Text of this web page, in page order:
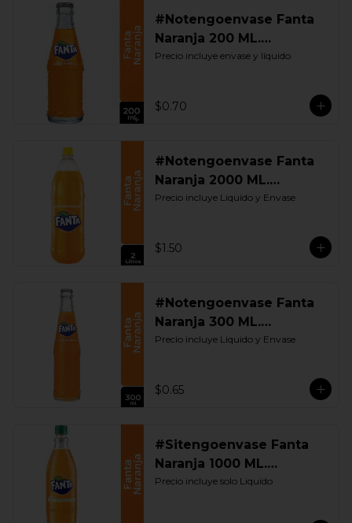
#Notengoenvase Fanta
Naranja 200 ML.
Retornable
Precio incluye envase y líquido
$0.70
#Notengoenvase Fanta
Naranja 2000 ML.
Retornable
Precio incluye Liquido y Envase
$1.50
#Notengoenvase Fanta
Naranja 300 ML.
Retornable
Precio incluye Liquido y Envase
$0.65
#Sitengoenvase Fanta
Naranja 1000 ML.
Retornable
Precio incluye solo Liquido